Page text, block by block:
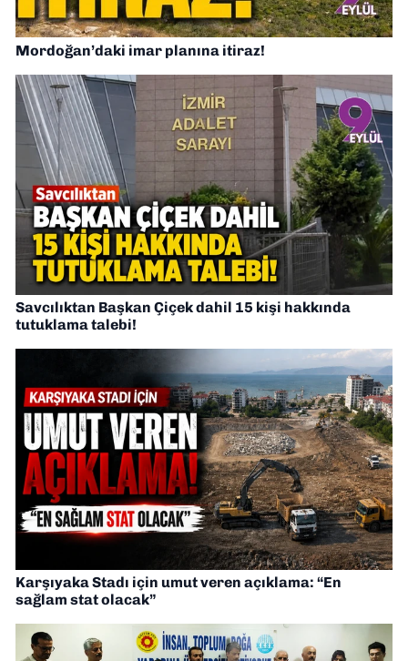
Mordoğan’daki imar planına itiraz!
Savcılıktan Başkan Çiçek dahil 15 kişi hakkında
tutuklama talebi!
Karşıyaka Stadı için umut veren açıklama: “En
sağlam stat olacak”